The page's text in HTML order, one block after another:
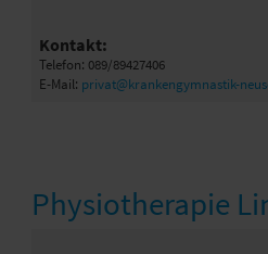
Kontakt:
Telefon: 089/89427406
E-Mail: privat@krankengymnastik-
Physiotherapie